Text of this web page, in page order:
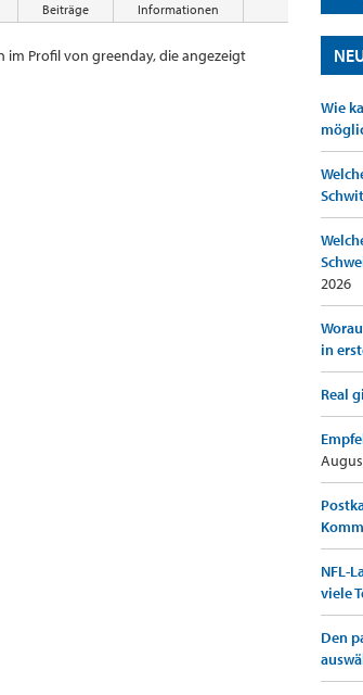
Beiträge Informationen
im Profil von greenday, die angezeigt
Wie
2026
in
Real
NFL-
viele
Den